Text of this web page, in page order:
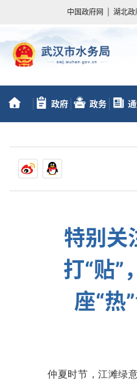
中国政府网 湖北政
政府 政务
特别关
打“贴”
座“热
仲夏时节，江滩绿